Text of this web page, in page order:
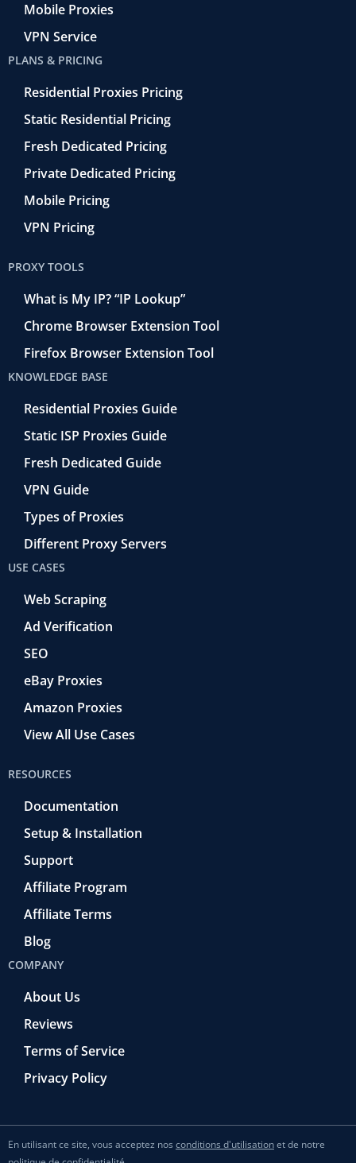
Mobile Proxies
VPN Service
PLANS & PRICING
Residential Proxies Pricing
Static Residential Pricing
Fresh Dedicated Pricing
Private Dedicated Pricing
Mobile Pricing
VPN Pricing
PROXY TOOLS
What is My IP? “IP Lookup”
Chrome Browser Extension Tool
Firefox Browser Extension Tool
KNOWLEDGE BASE
Residential Proxies Guide
Static ISP Proxies Guide
Fresh Dedicated Guide
VPN Guide
Types of Proxies
Different Proxy Servers
USE CASES
Web Scraping
Ad Verification
SEO
eBay Proxies
Amazon Proxies
View All Use Cases
RESOURCES
Documentation
Setup & Installation
Support
Affiliate Program
Affiliate Terms
Blog
COMPANY
About Us
Reviews
Terms of Service
Privacy Policy
En utilisant ce site, vous acceptez nos conditions d'utilisationet de notre